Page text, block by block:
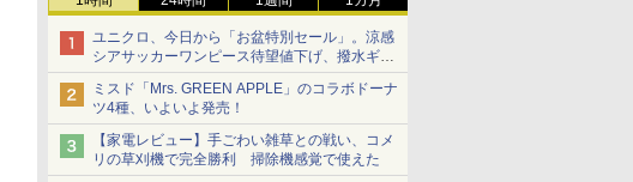
ユニクロ、今日から「お盆特別セール」。涼感
シアサッカーワンピース待望値下げ、撥水ギア
ショーツは1990円に
ミスド「Mrs. GREEN APPLE」のコラボドーナ
ツ4種、いよいよ発売！
【家電レビュー】手ごわい雑草との戦い、コメ
リの草刈機で完全勝利 掃除機感覚で使えた